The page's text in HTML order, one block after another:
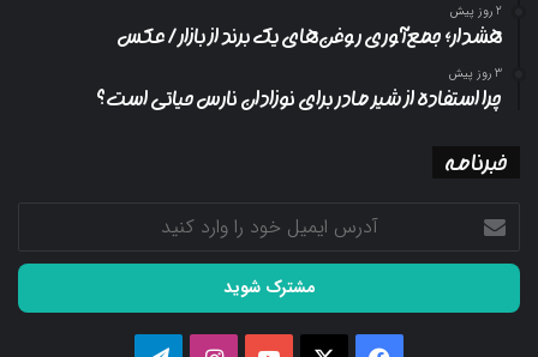
2 روز پیش
هشدار؛ جمع‌آوری روغن‌های یک برند از بازار/ عکس
3 روز پیش
چرا استفاده از شیر مادر برای نوزادان نارس حیاتی است؟
خبرنامه
آدرس
ایمیل
خود
وارد